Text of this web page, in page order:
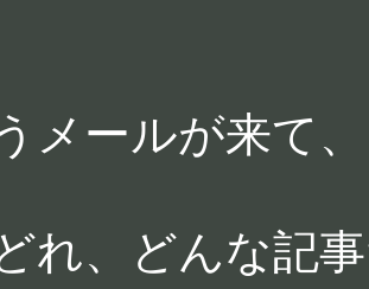
メールが来て、
れ、どんな記